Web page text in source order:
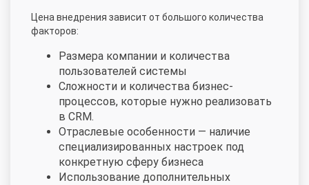
Цена внедрения зависит от большого количества
факторов:
Размера компании и количества
пользователей системы
Сложности и количества бизнес-
процессов, которые нужно реализовать
в CRM.
Отраслевые особенности — наличие
специализированных настроек под
конкретную сферу бизнеса
Использование дополнительных